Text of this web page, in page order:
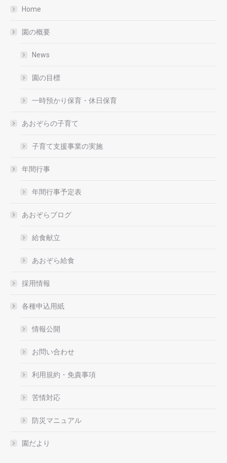
Home
園の概要
News
園の目標
一時預かり保育・休日保育
あおぞらの子育て
子育て支援事業の実施
年間行事
年間行事予定表
あおぞらブログ
給食献立
あおぞら給食
採用情報
各種申込用紙
情報公開
お問い合わせ
利用規約・免責事項
苦情対応
防災マニュアル
園だより